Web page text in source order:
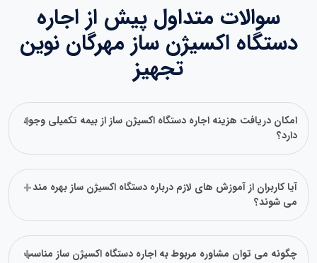
سوالات متداول پیش از اجاره
دستگاه اکسیژن ساز مهرگان نوین
تجهیز
امکان دریافت هزینه اجاره دستگاه اکسیژن ساز از بیمه تکمیلی وجود
دارد؟
آیا کاربران از آموزش‌ های لازم درباره دستگاه اکسیژن ساز بهره‌ مند
می‌ شوند؟
چگونه می‌ توان مشاوره مربوط به اجاره دستگاه اکسیژن ساز مناسب